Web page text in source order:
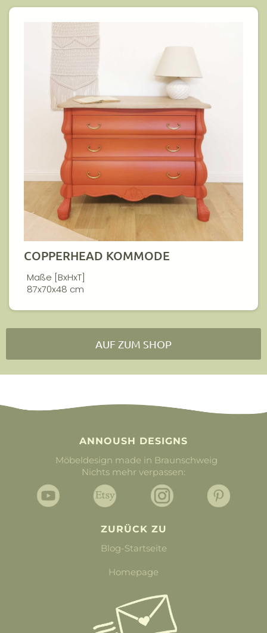
COPPERHEAD KOMMODE
Maße [BxHxT]
87x70x48 cm
AUF ZUM SHOP
ANNOUSH DESIGNS
Möbeldesign made in Braunschweig
Nichts mehr verpassen:
ZURÜCK ZU
Blog-Startseite
Homepage